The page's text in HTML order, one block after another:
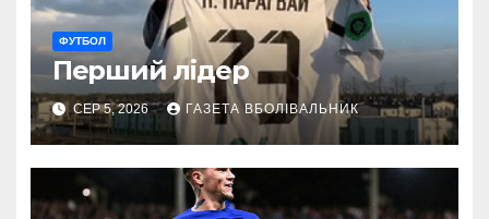
ФУТБОЛ
Перший лідер
СЕР 5, 2026 ГАЗЕТА ВБОЛІВАЛЬНИК